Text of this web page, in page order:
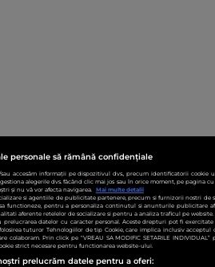
personale să rămână confidențiale
sau accesăm informații pe dispozitivul dvs., precum identificatorii
alegerile dvs. făcând clic mai jos sau în orice moment, pe pagina
și nu vă vor afecta navigarea.
Mai multe detalii
si agentiile de publicitate partenere, precum si furnizorii nostri de
functioneze, pentru a personaliza continutul si anunturile publicitare
aferente retelelor de socializare si pentru a analiza traficul pe
prelucrarea datelor cu caracter personal. Aceste drepturi pot fi
folosirea tuturor Tehnologiilor de tip Cookie, care implica inclusiv acceptul
colaboram. Prin click pe “VREAU SA MODIFIC SETARILE
strict necesare pentru functionarea website-ului.
prelucrăm datele pentru a oferi: